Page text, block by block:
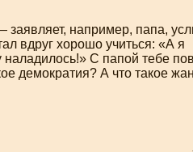
например, папа,
вдруг хорошо учиться: «А я
С папой тебе
демократия? А что такое